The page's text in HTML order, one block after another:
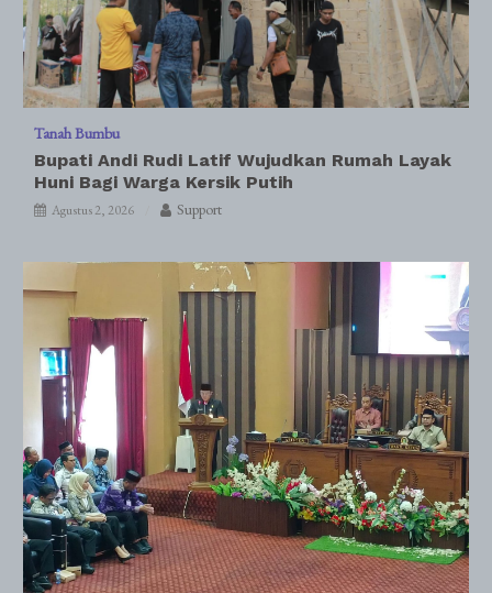
Tanah Bumbu
Bupati Andi Rudi Latif Wujudkan Rumah Layak
Huni Bagi Warga Kersik Putih
Agustus 2, 2026 Support